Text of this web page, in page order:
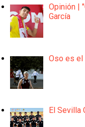
Opinión |
García
Oso es el
El Sevilla